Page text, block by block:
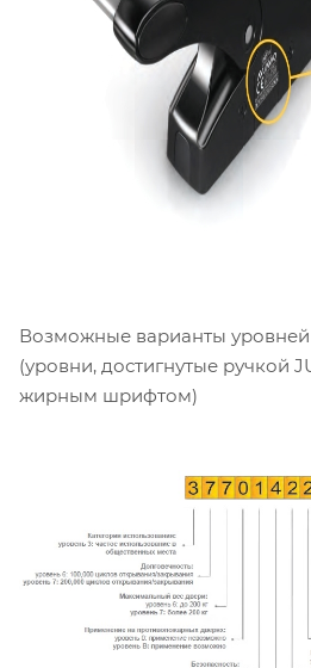
Возможные варианты
(уровни, достигнутые ручкой
жирным шрифтом)